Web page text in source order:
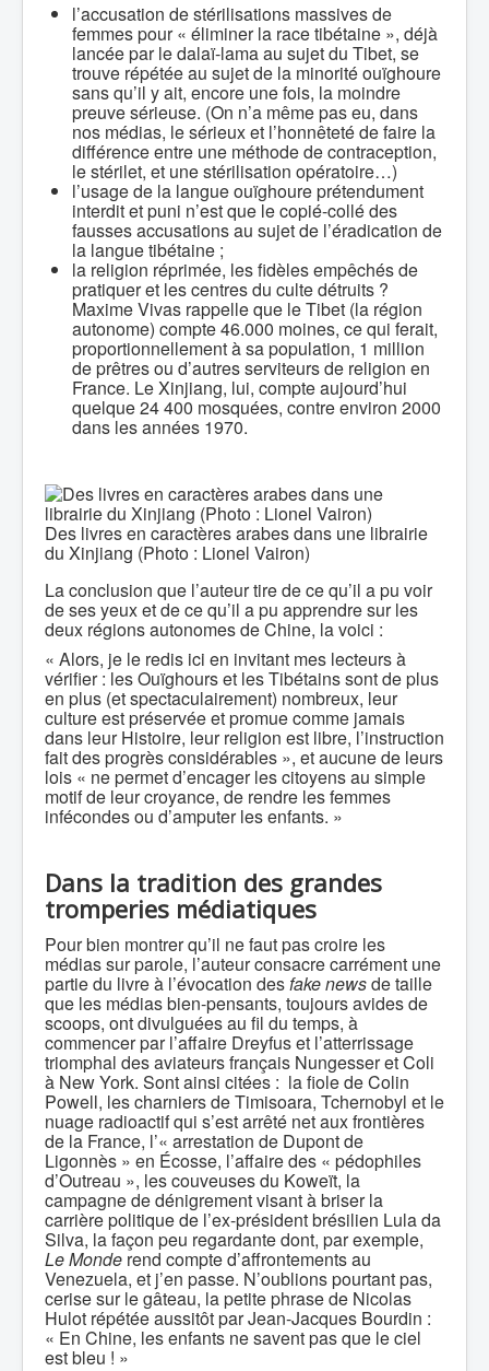
l’accusation de stérilisations massives de
femmes pour « éliminer la race tibétaine », déjà
lancée par le dalaï-lama au sujet du Tibet, se
trouve répétée au sujet de la minorité ouïghoure
sans qu’il y ait, encore une fois, la moindre
preuve sérieuse. (On n’a même pas eu, dans
nos médias, le sérieux et l’honnêteté de faire la
différence entre une méthode de contraception,
le stérilet, et une stérilisation opératoire…)
l’usage de la langue ouïghoure prétendument
interdit et puni n’est que le copié-collé des
fausses accusations au sujet de l’éradication de
la langue tibétaine ;
la religion réprimée, les fidèles empêchés de
pratiquer et les centres du culte détruits ?
Maxime Vivas rappelle que le Tibet (la région
autonome) compte 46.000 moines, ce qui ferait,
proportionnellement à sa population, 1 million
de prêtres ou d’autres serviteurs de religion en
France. Le Xinjiang, lui, compte aujourd’hui
quelque 24 400 mosquées, contre environ 2000
dans les années 1970.
Des livres en caractères arabes dans une librairie
du Xinjiang (Photo : Lionel Vairon)
La conclusion que l’auteur tire de ce qu’il a pu voir
de ses yeux et de ce qu’il a pu apprendre sur les
deux régions autonomes de Chine, la voici :
« Alors, je le redis ici en invitant mes lecteurs à
vérifier : les Ouïghours et les Tibétains sont de plus
en plus (et spectaculairement) nombreux, leur
culture est préservée et promue comme jamais
dans leur Histoire, leur religion est libre, l’instruction
fait des progrès considérables », et aucune de leurs
lois « ne permet d’encager les citoyens au simple
motif de leur croyance, de rendre les femmes
infécondes ou d’amputer les enfants. »
Dans la tradition des grandes
tromperies médiatiques
Pour bien montrer qu’il ne faut pas croire les
médias sur parole, l’auteur consacre carrément une
partie du livre à l’évocation desfake newsde taille
que les médias bien-pensants, toujours avides de
scoops, ont divulguées au fil du temps, à
commencer par l’affaire Dreyfus et l’atterrissage
triomphal des aviateurs français Nungesser et Coli
à New York. Sont ainsi citées : la fiole de Colin
Powell, les charniers de Timisoara, Tchernobyl et le
nuage radioactif qui s’est arrêté net aux frontières
de la France, l’« arrestation de Dupont de
Ligonnès » en Écosse, l’affaire des « pédophiles
d’Outreau », les couveuses du Koweït, la
campagne de dénigrement visant à briser la
carrière politique de l’ex-président brésilien Lula da
Silva, la façon peu regardante dont, par exemple,
Le Monde rend compte d’affrontements au
Venezuela, et j’en passe. N’oublions pourtant pas,
cerise sur le gâteau, la petite phrase de Nicolas
Hulot répétée aussitôt par Jean-Jacques Bourdin :
« En Chine, les enfants ne savent pas que le ciel
est bleu ! »